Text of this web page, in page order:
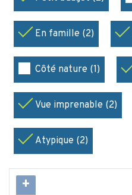
En famille (2)
Côté nature (1)
Vue imprenable (2)
Atypique (2)
+